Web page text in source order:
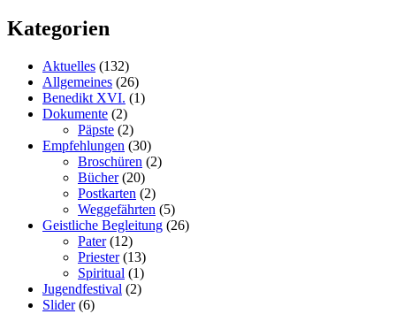
Kategorien
Aktuelles (132)
Allgemeines (26)
Benedikt XVI. (1)
Dokumente (2)
Päpste (2)
Empfehlungen (30)
Broschüren (2)
Bücher(20)
Postkarten (2)
Weggefährten (5)
Geistliche Begleitung (26)
Pater(12)
Priester(13)
Spiritual (1)
Jugendfestival (2)
Slider(6)